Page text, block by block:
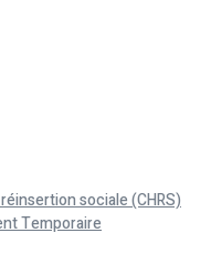
sociale (CHRS)
Temporaire